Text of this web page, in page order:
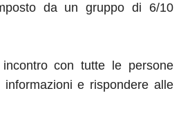
da un gruppo di 6/10
con tutte le persone
e rispondere alle